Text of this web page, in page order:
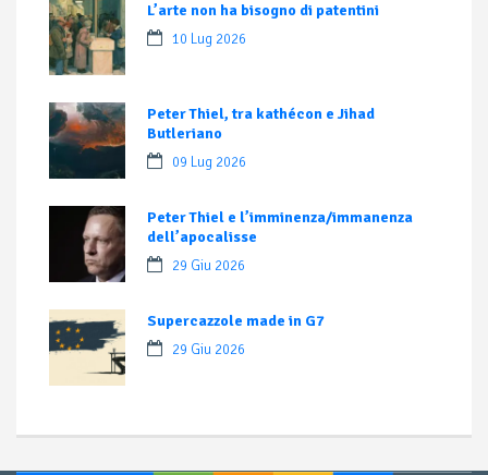
L’arte non ha bisogno di patentini
10 Lug 2026
Peter Thiel, tra kathécon e Jihad
Butleriano
09 Lug 2026
Peter Thiel e l’imminenza/immanenza
dell’apocalisse
29 Giu 2026
Supercazzole made in G7
29 Giu 2026